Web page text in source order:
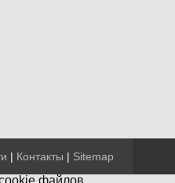
| Контакты | Sitemap
файлов.